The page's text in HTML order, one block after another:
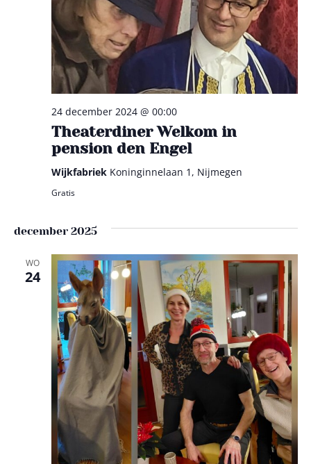
Theaterdiner Welkom in
pension den Engel
24 december 2024 @ 00:00
Wijkfabriek Koninginnelaan 1, Nijmegen
Gratis
december 2025
WO
24